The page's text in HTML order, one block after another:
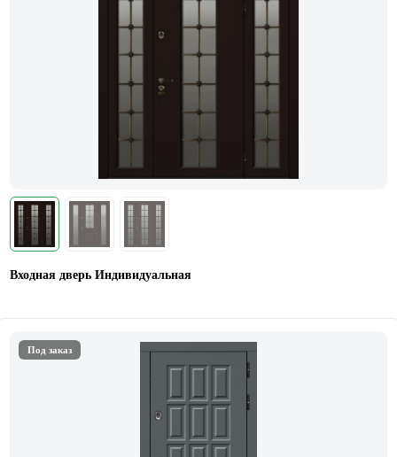
Входная дверь Индивидуальная
Под заказ